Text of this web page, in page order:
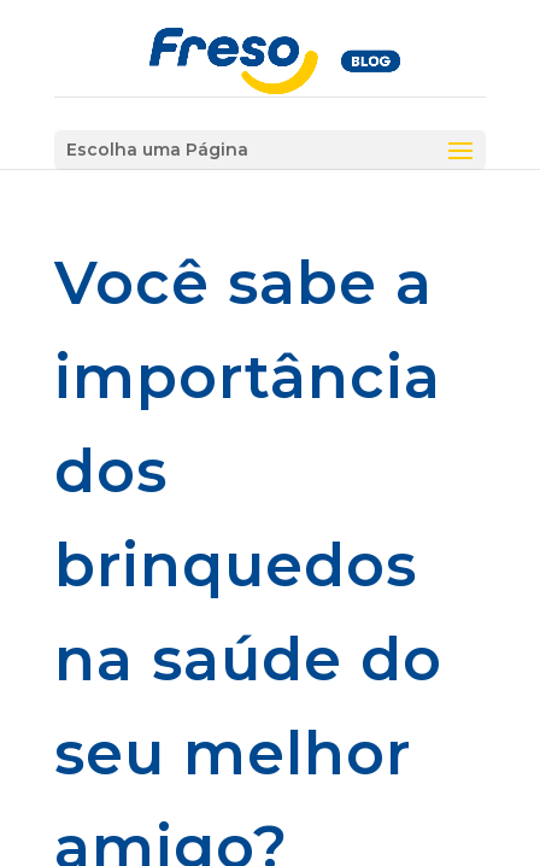
Escolha uma Página
Você sabe a
importância
dos
brinquedos
na saúde do
seu melhor
amigo?